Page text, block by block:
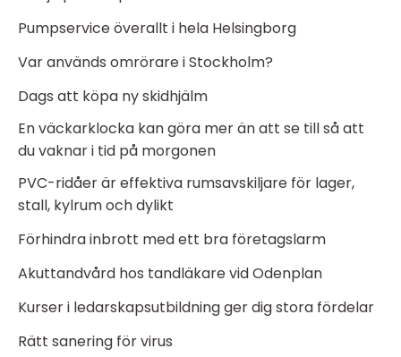
Pumpservice överallt i hela Helsingborg
Var används omrörare i Stockholm?
Dags att köpa ny skidhjälm
En väckarklocka kan göra mer än att se till så att
du vaknar i tid på morgonen
PVC-ridåer är effektiva rumsavskiljare för lager,
stall, kylrum och dylikt
Förhindra inbrott med ett bra företagslarm
Akuttandvård hos tandläkare vid Odenplan
Kurser i ledarskapsutbildning ger dig stora fördelar
Rätt sanering för virus